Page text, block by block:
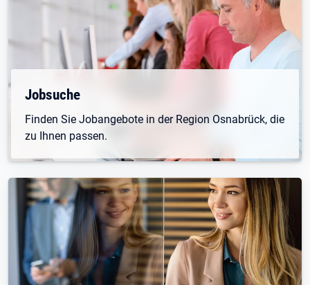
Öffnet in neuem Tab
Jobsuche
Finden Sie Jobangebote in der Region Osnabrück, die
zu Ihnen passen.